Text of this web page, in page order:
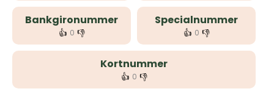
Bankgironummer
👍 0 👎
Specialnummer
👍 0 👎
Kortnummer
👍 0 👎